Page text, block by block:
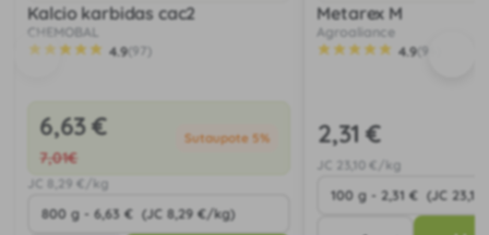
Kalcio karbidas cac2
CHEMOBAL
4.9(97)
6,63 €
7,01€
Sutaupote 5%
8 ,29 €/kg
Metarex M
Agroaliance
4.9(96)
2,31 €
23 ,10 €/kg